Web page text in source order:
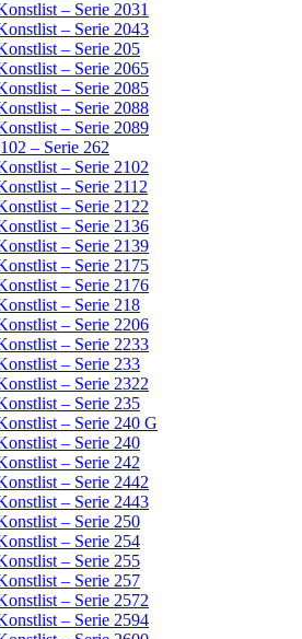
– Serie 2031
– Serie 2043
– Serie 205
– Serie 2065
– Serie 2085
– Serie 2088
– Serie 2089
– Serie 262
– Serie 2102
– Serie 2112
– Serie 2122
– Serie 2136
– Serie 2139
– Serie 2175
– Serie 2176
– Serie 218
– Serie 2206
– Serie 2233
– Serie 233
– Serie 2322
– Serie 235
– Serie 240 G
– Serie 240
– Serie 242
– Serie 2442
– Serie 2443
– Serie 250
– Serie 254
– Serie 255
– Serie 257
– Serie 2572
– Serie 2594